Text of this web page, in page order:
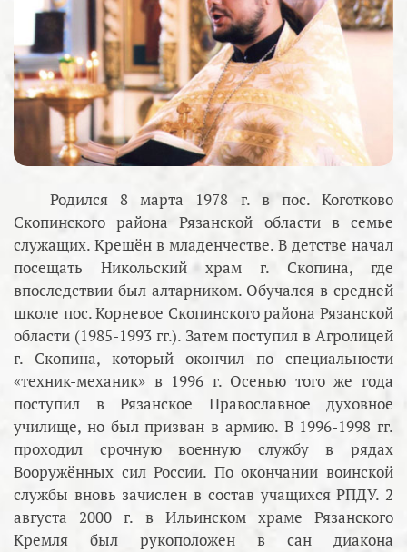
Родился 8 марта 1978 г. в пос. Коготково
Скопинского района Рязанской области в семье
служащих. Крещён в младенчестве. В детстве начал
посещать Никольский храм г. Скопина, где
впоследствии был алтарником. Обучался в средней
школе пос. Корневое Скопинского района Рязанской
области (1985-1993 гг.). Затем поступил в Агролицей
г. Скопина, который окончил по специальности
«техник-механик» в 1996 г. Осенью того же года
поступил в Рязанское Православное духовное
училище, но был призван в армию. В 1996-1998 гг.
проходил срочную военную службу в рядах
Вооружённых сил России. По окончании воинской
службы вновь зачислен в состав учащихся РПДУ. 2
августа 2000 г. в Ильинском храме Рязанского
Кремля был рукоположен в сан диакона